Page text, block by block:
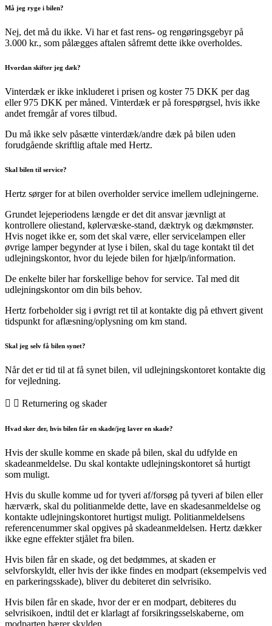
Må jeg ryge i bilen?
Nej, det må du ikke. Vi har et fast rens- og rengøringsgebyr på
3.000 kr., som pålægges aftalen såfremt dette ikke overholdes.
Hvordan skifter jeg dæk?
Vinterdæk er ikke inkluderet i prisen og koster 75 DKK per dag
eller 975 DKK per måned. Vinterdæk er på forespørgsel, hvis ikke
andet fremgår af vores tilbud.
Du må ikke selv påsætte vinterdæk/andre dæk på bilen uden
forudgående skriftlig aftale med Hertz.
Skal bilen til service?
Hertz sørger for at bilen overholder service imellem udlejningerne.
Grundet lejeperiodens længde er det dit ansvar jævnligt at
kontrollere oliestand, kølervæske-stand, dæktryk og dækmønster.
Hvis noget ikke er, som det skal være, eller servicelampen eller
øvrige lamper begynder at lyse i bilen, skal du tage kontakt til det
udlejningskontor, hvor du lejede bilen for hjælp/information.
De enkelte biler har forskellige behov for service. Tal med dit
udlejningskontor om din bils behov.
Hertz forbeholder sig i øvrigt ret til at kontakte dig på ethvert givent
tidspunkt for aflæsning/oplysning om km stand.
Skal jeg selv få bilen synet?
Når det er tid til at få synet bilen, vil udlejningskontoret kontakte dig
for vejledning.
Returnering og skader
Hvad sker der, hvis bilen får en skade/jeg laver en skade?
Hvis der skulle komme en skade på bilen, skal du udfylde en
skadeanmeldelse. Du skal kontakte udlejningskontoret så hurtigt
som muligt.
Hvis du skulle komme ud for tyveri af/forsøg på tyveri af bilen eller
hærværk, skal du politianmelde dette, lave en skadesanmeldelse og
kontakte udlejningskontoret hurtigst muligt. Politianmeldelsens
referencenummer skal opgives på skadeanmeldelsen. Hertz dækker
ikke egne effekter stjålet fra bilen.
Hvis bilen får en skade, og det bedømmes, at skaden er
selvforskyldt, eller hvis der ikke findes en modpart (eksempelvis ved
en parkeringsskade), bliver du debiteret din selvrisiko.
Hvis bilen får en skade, hvor der er en modpart, debiteres du
selvrisikoen, indtil det er klarlagt af forsikringsselskaberne, om
modparten bærer skylden.